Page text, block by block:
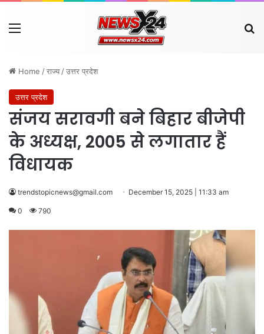
Menu
Home /राज्य /उत्तर प्रदेश
उत्तर प्रदेश
संजय सरावगी बने बिहार बीजेपी
के अध्यक्ष, 2005 से लगातार हैं
विधायक
trendstopicnews@gmail.com December 15, 2025 | 11:33 am
0 790